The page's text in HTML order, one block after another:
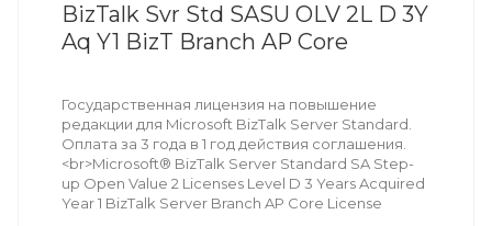
BizTalk Svr Std SASU OLV 2L D 3Y
Aq Y1 BizT Branch AP Core
Государственная лицензия на повышение
редакции для Microsoft BizTalk Server Standard.
Оплата за 3 года в 1 год действия соглашения.
<br>Microsoft® BizTalk Server Standard SA Step-
up Open Value 2 Licenses Level D 3 Years Acquired
Year 1 BizTalk Server Branch AP Core License